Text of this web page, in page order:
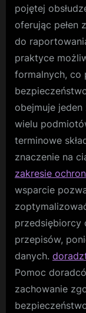
pojętej
oferując pełen
do
praktyce
formalnych, co
obejmuje
wielu
terminowe
znaczenie na
zakresie
wsparcie
przedsiębiorcy
przepisów,
danych.
Pomoc
zachowanie